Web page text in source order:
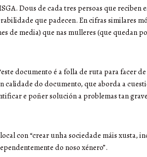
Dous de cada tres persoas que reciben
que padecen. En cifras similares
de media) que nas mulleres (que quedan
documento é a folla de ruta para facer
calidade do documento, que aborda a
e poñer solución a problemas tan
con “crear unha sociedade máis xusta,
do noso xénero”.